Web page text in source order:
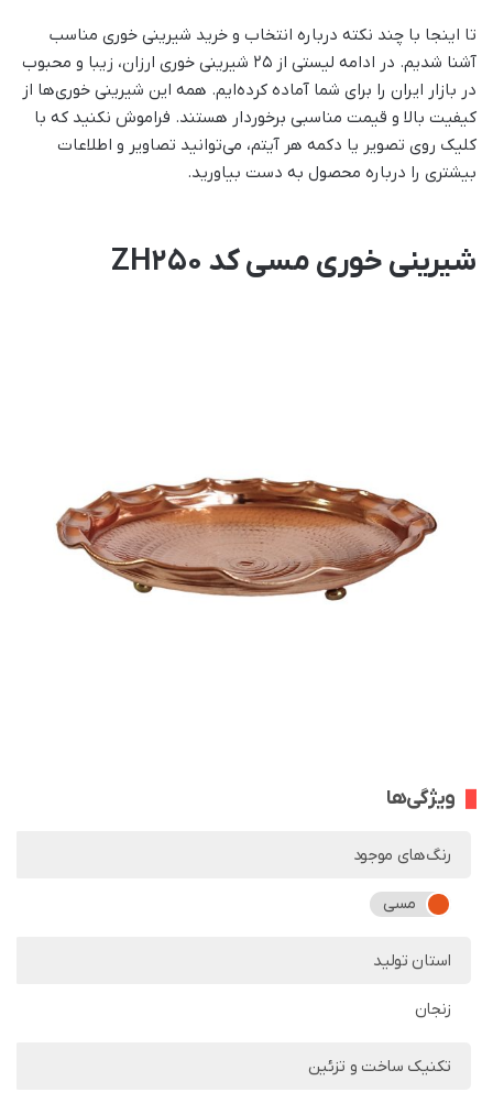
تا اینجا با چند نکته درباره انتخاب و خرید شیرینی خوری مناسب
آشنا شدیم. در ادامه لیستی از ۲۵ شیرینی خوری ارزان، زیبا و محبوب
در بازار ایران را برای شما آماده کرده‌ایم. همه این شیرینی خوری‌ها از
کیفیت بالا و قیمت مناسبی برخوردار هستند. فراموش نکنید که با
کلیک روی تصویر یا دکمه هر آیتم، می‌توانید تصاویر و اطلاعات
بیشتری را درباره محصول به دست بیاورید.
شیرینی خوری مسی کد ZH250
ویژگی‌ها
رنگ‌های موجود
مسی
استان تولید
زنجان
تکنیک ساخت و تزئین